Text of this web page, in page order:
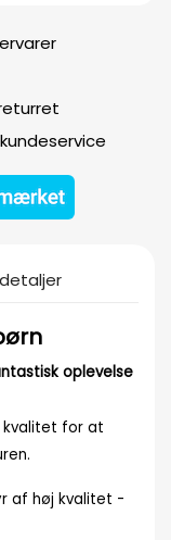
oplevelse
kvalitet for at
af høj kvalitet -